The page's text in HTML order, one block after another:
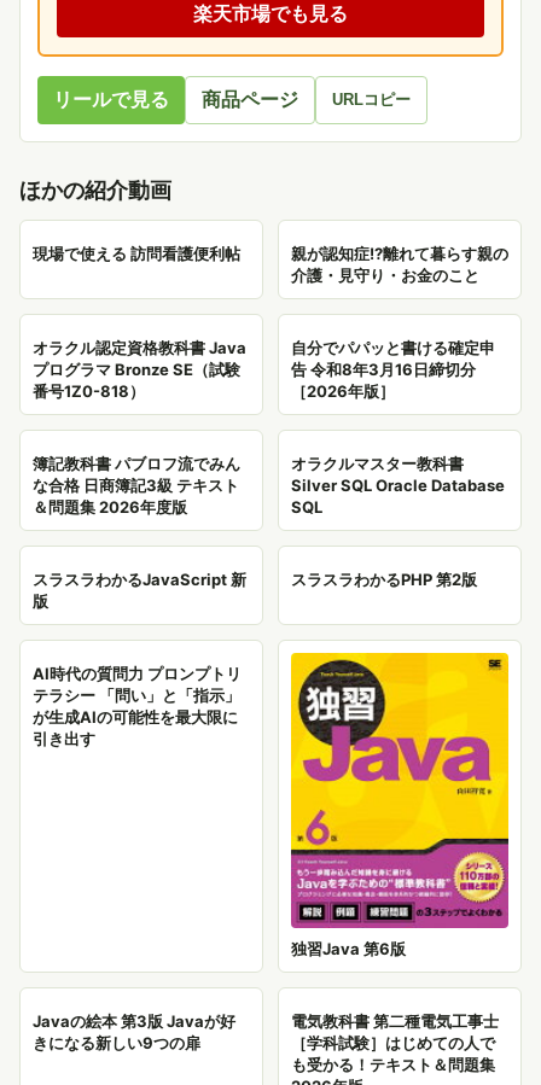
楽天市場でも見る
リールで見る 商品ページ URLコピー
ほかの紹介動画
現場で使える 訪問看護便利帖
親が認知症!?離れて暮らす親の
介護・見守り・お金のこと
オラクル認定資格教科書 Java
プログラマ Bronze SE（試験
番号1Z0-818）
自分でパパッと書ける確定申
告 令和8年3月16日締切分
［2026年版］
簿記教科書 パブロフ流でみん
な合格 日商簿記3級 テキスト
＆問題集 2026年度版
オラクルマスター教科書
Silver SQL Oracle Database
SQL
スラスラわかるJavaScript 新
版
スラスラわかるPHP 第2版
AI時代の質問力 プロンプトリ
テラシー 「問い」と「指示」
が生成AIの可能性を最大限に
引き出す
独習Java 第6版
Javaの絵本 第3版 Javaが好
きになる新しい9つの扉
電気教科書 第二種電気工事士
［学科試験］はじめての人で
も受かる！テキスト＆問題集